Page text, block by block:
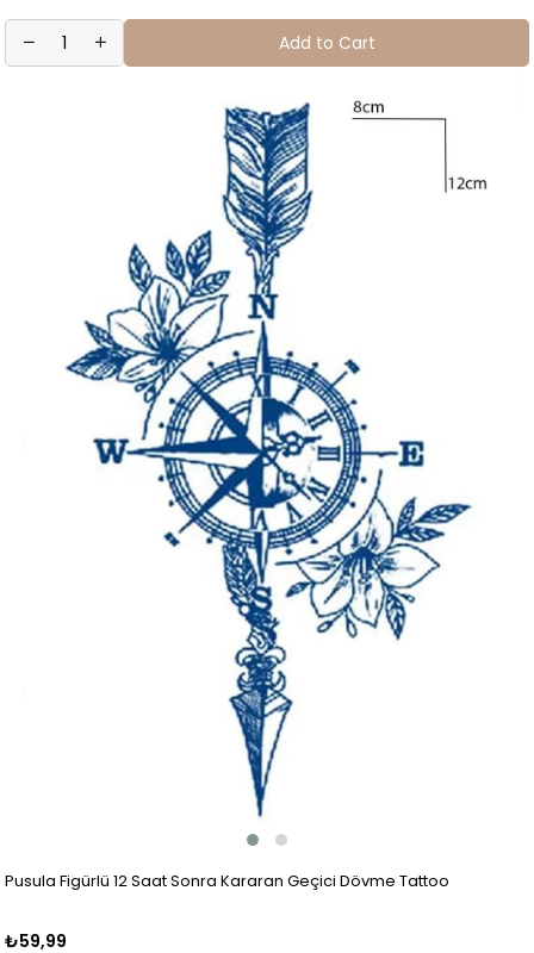
Add to Cart
Pusula Figürlü 12 Saat Sonra Kararan Geçici Dövme Tattoo
₺59,99